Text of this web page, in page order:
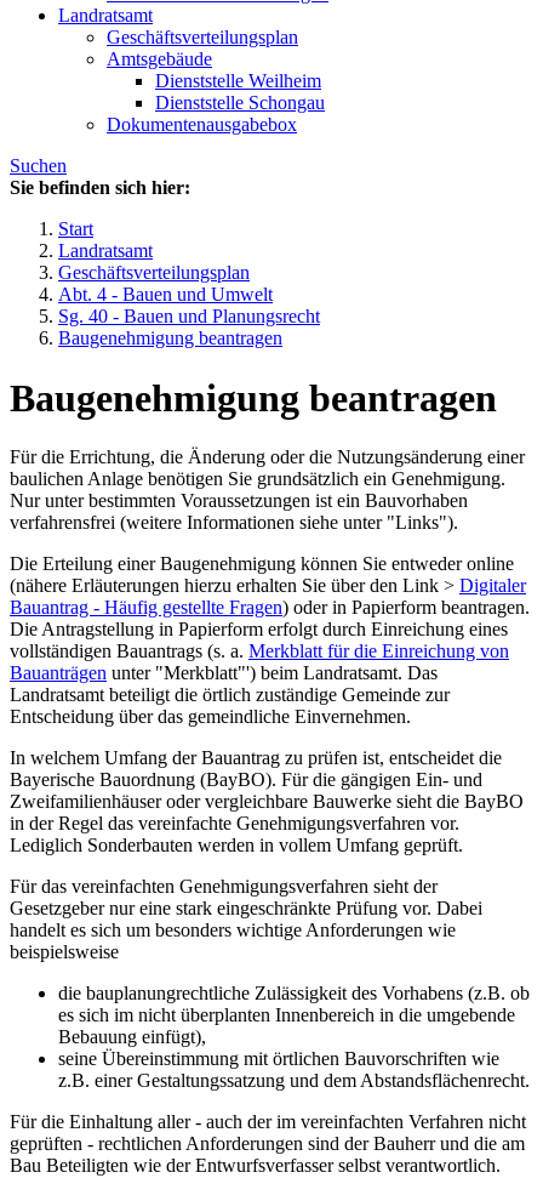
Landratsamt
Geschäftsverteilungsplan
Amtsgebäude
Dienststelle Weilheim
Dienststelle Schongau
Dokumentenausgabebox
Suchen
Sie befinden sich hier:
Start
Landratsamt
Geschäftsverteilungsplan
Abt. 4 - Bauen und Umwelt
Sg. 40 - Bauen und Planungsrecht
Baugenehmigung beantragen
Baugenehmigung beantragen
Für die Errichtung, die Änderung oder die Nutzungsänderung einer
baulichen Anlage benötigen Sie grundsätzlich ein Genehmigung.
Nur unter bestimmten Voraussetzungen ist ein Bauvorhaben
verfahrensfrei (weitere Informationen siehe unter "Links").
Die Erteilung einer Baugenehmigung können Sie entweder online
(nähere Erläuterungen hierzu erhalten Sie über den Link > Digitaler
Bauantrag - Häufig gestellte Fragen) oder in Papierform beantragen.
Die Antragstellung in Papierform erfolgt durch Einreichung eines
vollständigen Bauantrags (s. a. Merkblatt für die Einreichung von
Bauanträgen unter "Merkblatt"') beim Landratsamt. Das
Landratsamt beteiligt die örtlich zuständige Gemeinde zur
Entscheidung über das gemeindliche Einvernehmen.
In welchem Umfang der Bauantrag zu prüfen ist, entscheidet die
Bayerische Bauordnung (BayBO). Für die gängigen Ein- und
Zweifamilienhäuser oder vergleichbare Bauwerke sieht die BayBO
in der Regel das vereinfachte Genehmigungsverfahren vor.
Lediglich Sonderbauten werden in vollem Umfang geprüft.
Für das vereinfachten Genehmigungsverfahren sieht der
Gesetzgeber nur eine stark eingeschränkte Prüfung vor. Dabei
handelt es sich um besonders wichtige Anforderungen wie
beispielsweise
die bauplanungrechtliche Zulässigkeit des Vorhabens (z.B. ob
es sich im nicht überplanten Innenbereich in die umgebende
Bebauung einfügt),
seine Übereinstimmung mit örtlichen Bauvorschriften wie
z.B. einer Gestaltungssatzung und dem Abstandsflächenrecht.
Für die Einhaltung aller - auch der im vereinfachten Verfahren nicht
geprüften - rechtlichen Anforderungen sind der Bauherr und die am
Bau Beteiligten wie der Entwurfsverfasser selbst verantwortlich.